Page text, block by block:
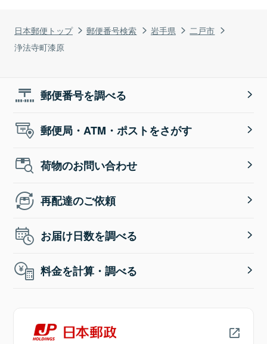
日本郵便トップ 郵便番号検索 岩手県
二戸市
浄法寺町漆原
郵便番号を調べる
郵便局・ATM・ポストをさがす
荷物のお問い合わせ
再配達のご依頼
お届け日数を調べる
料金を計算・調べる